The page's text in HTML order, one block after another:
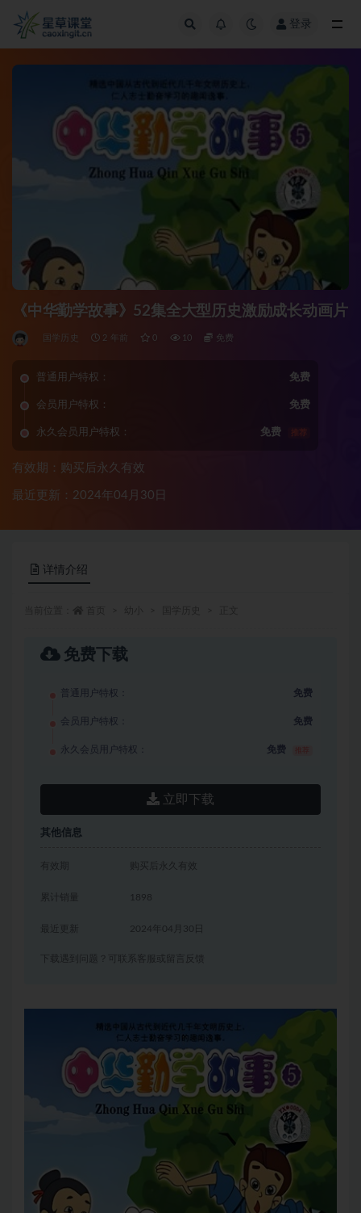
登录
《中华勤学故事》52集全大型历史激励成长动画片
国学历史 2 年前 0 10 免费
普通用户特权： 免费
会员用户特权： 免费
永久会员用户特权： 免费 推荐
有效期：购买后永久有效
最近更新：2024年04月30日
详情介绍
免费下载
普通用户特权： 免费
会员用户特权： 免费
永久会员用户特权： 免费
立即下载
其他信息
有效期 购买后永久有效
累计销量 1898
2024年04月30日
下载遇到问题？可联系客服或留言反馈